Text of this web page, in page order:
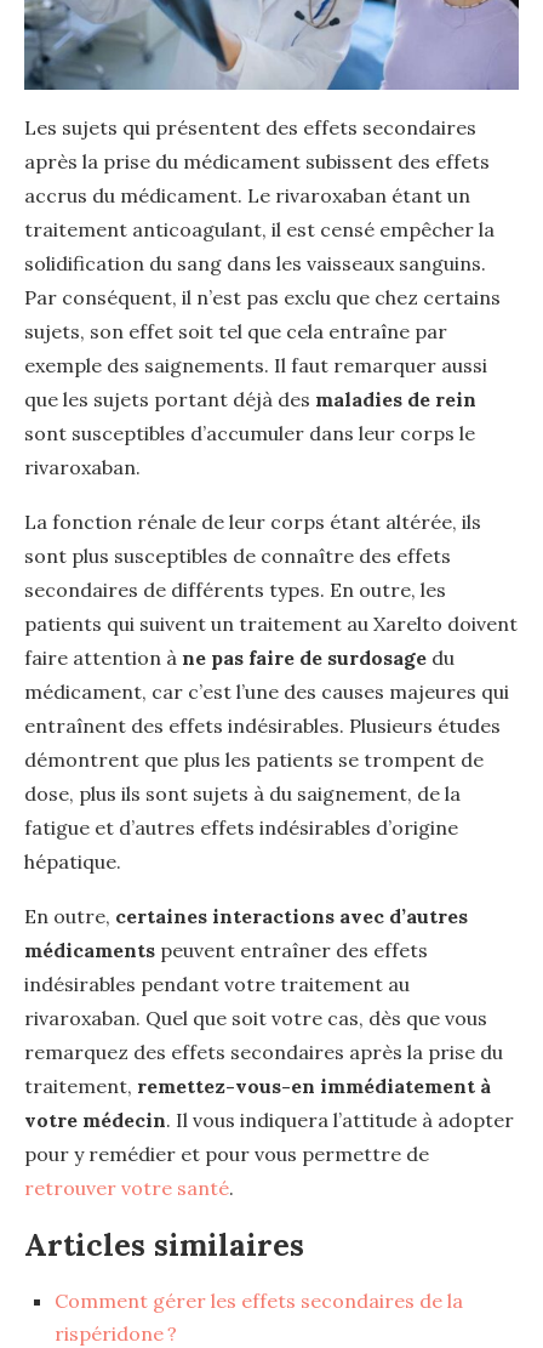
Les sujets qui présentent des effets secondaires
après la prise du médicament subissent des effets
accrus du médicament. Le rivaroxaban étant un
traitement anticoagulant, il est censé empêcher la
solidification du sang dans les vaisseaux sanguins.
Par conséquent, il n’est pas exclu que chez certains
sujets, son effet soit tel que cela entraîne par
exemple des saignements. Il faut remarquer aussi
que les sujets portant déjà des maladies de rein
sont susceptibles d’accumuler dans leur corps le
rivaroxaban.
La fonction rénale de leur corps étant altérée, ils
sont plus susceptibles de connaître des effets
secondaires de différents types. En outre, les
patients qui suivent un traitement au Xarelto doivent
faire attention à ne pas faire de surdosage du
médicament, car c’est l’une des causes majeures qui
entraînent des effets indésirables. Plusieurs études
démontrent que plus les patients se trompent de
dose, plus ils sont sujets à du saignement, de la
fatigue et d’autres effets indésirables d’origine
hépatique.
En outre, certaines interactions avec d’autres
médicaments peuvent entraîner des effets
indésirables pendant votre traitement au
rivaroxaban. Quel que soit votre cas, dès que vous
remarquez des effets secondaires après la prise du
traitement, remettez-vous-en immédiatement à
votre médecin. Il vous indiquera l’attitude à adopter
pour y remédier et pour vous permettre de
retrouver votre santé.
Articles similaires
Comment gérer les effets secondaires de la
rispéridone ?